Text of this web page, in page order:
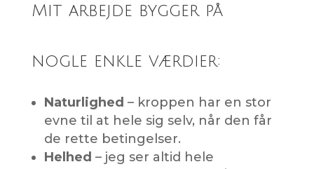
Mit arbejde bygger på
nogle enkle værdier:
Naturlighed – kroppen har en stor
evne til at hele sig selv, når den får
de rette betingelser.
Helhed – jeg ser altid hele